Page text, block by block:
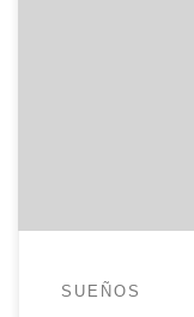
SUEÑOS